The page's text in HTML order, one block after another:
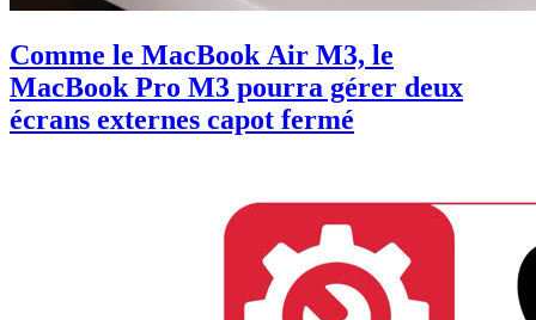
Comme le MacBook Air M3, le
MacBook Pro M3 pourra gérer deux
écrans externes capot fermé